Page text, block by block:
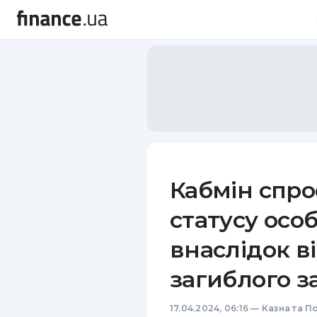
Кабмін
статусу
внаслідок
загиблого
17.04.2024, 06:16 — Казна та